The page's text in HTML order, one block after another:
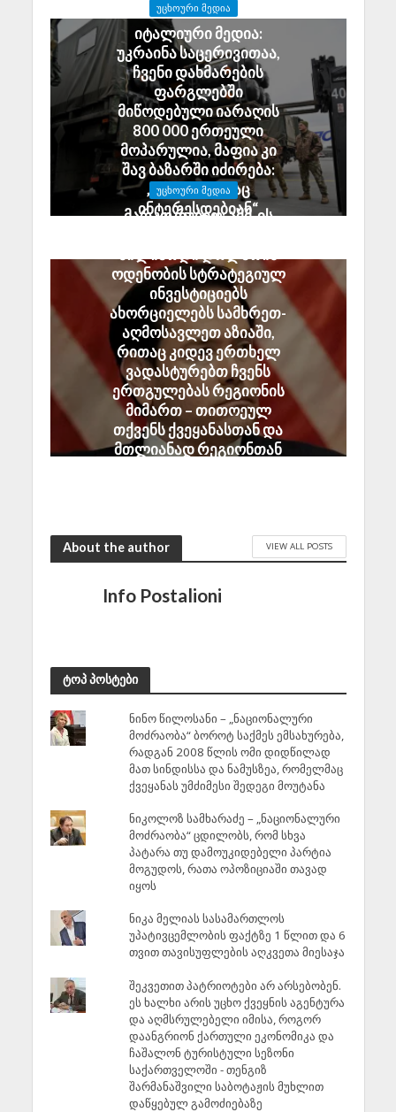
ᲣᲪᲮᲝᲣᲠᲘ ᲛᲔᲓᲘᲐ
იტალიური მედია:
უკრაინა საცერივითაა,
ჩვენი დახმარების
ფარგლებში
მიწოდებული იარაღის
800 000 ერთეული
მოპარულია, მაფია კი
შავ ბაზარში იძირება:
„დრონებითაც
ინტერესდებიან“
ᲣᲪᲮᲝᲣᲠᲘ ᲛᲔᲓᲘᲐ
მარკო რუბიო: აშშ-ის
ოდენობის სტრატეგიულ
ინვესტიციებს
ახორციელებს სამხრეთ-
აღმოსავლეთ აზიაში,
რითაც კიდევ ერთხელ
ვადასტურებთ ჩვენს
ერთგულებას რეგიონის
მიმართ – თითოეულ
თქვენს ქვეყანასთან და
მთლიანად რეგიონთან
About the author VIEW ALL POSTS
Info Postalioni
ტოპ პოსტები
ნინო წილოსანი – „ნაციონალური
მოძრაობა“ ბოროტ საქმეს ემსახურება,
რადგან 2008 წლის ომი დიდწილად
მათ სინდისსა და ნამუსზეა, რომელმაც
ქვეყანას უმძიმესი შედეგი მოუტანა
ნიკოლოზ სამხარაძე – „ნაციონალური
მოძრაობა“ ცდილობს, რომ სხვა
პატარა თუ დამოუკიდებელი პარტია
მოგუდოს, რათა ოპოზიციაში თავად
იყოს
ნიკა მელიას სასამართლოს
უპატივცემლობის ფაქტზე 1 წლით და 6
თვით თავისუფლების აღკვეთა მიესაჯა
შეკვეთით პატრიოტები არ არსებობენ.
ეს ხალხი არის უცხო ქვეყნის აგენტურა
და აღმსრულებელი იმისა, როგორ
დაანგრიონ ქართული ეკონომიკა და
ჩაშალონ ტურისტული სეზონი
საქართველოში - თენგიზ
შარმანაშვილი საბოტაჟის მუხლით
დაწყებულ გამოძიებაზე